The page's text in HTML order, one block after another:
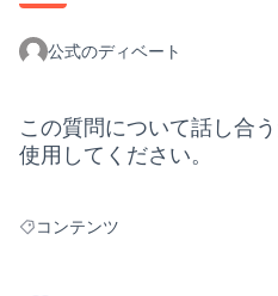
公式のディベート
この質問について話し合
使用してください。
コンテンツ の検索結果
コンテンツ